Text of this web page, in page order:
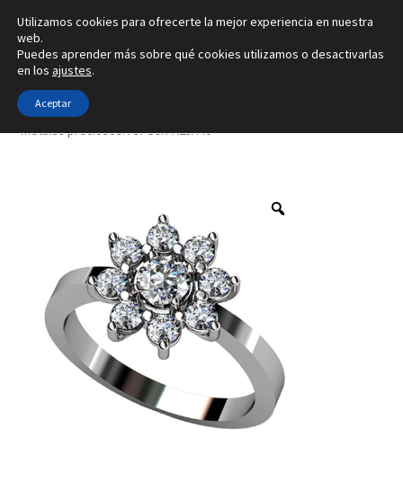
Ir
a
la
navegación
Ir
al
contenido
Inicio
Alianzas
Colgantes
Sobre nosotros
Inicio Tipo de joya
metales preciosos. ref-S8R-A25A40
Utilizamos cookies para ofrecerte la mejor experiencia en nuestra
web.
Puedes aprender más sobre qué cookies utilizamos o desactivarlas
en los ajustes.
Aceptar